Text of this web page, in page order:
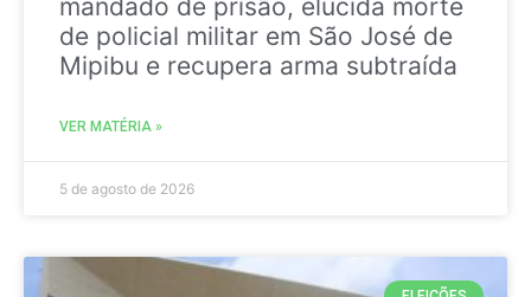
mandado de prisão, elucida morte
de policial militar em São José de
Mipibu e recupera arma subtraída
VER MATÉRIA »
5 de agosto de 2026